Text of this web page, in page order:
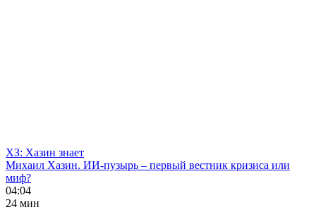
ХЗ: Хазин знает
Михаил Хазин. ИИ-пузырь – первый вестник кризиса или
миф?
04:04
24 мин